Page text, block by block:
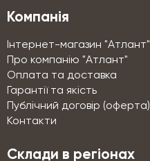
Компанія
Інтернет-магазин "Атлант"
Про компанію "Атлант"
Оплата та доставка
Гарантії та якість
Публічний договір (оферта)
Контакти
Склади в регіонах